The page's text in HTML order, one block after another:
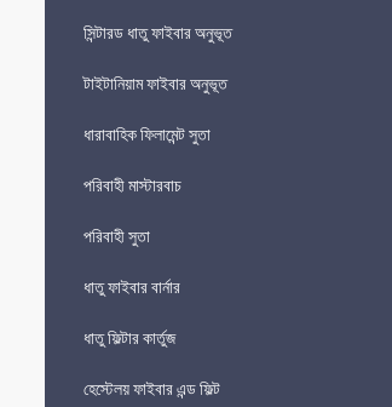
সিন্টারড ধাতু ফাইবার অনুভূত
টাইটানিয়াম ফাইবার অনুভূত
ধারাবাহিক ফিলামেন্ট সুতা
পরিবাহী মাস্টারবাচ
পরিবাহী সুতা
ধাতু ফাইবার বার্নার
ধাতু ফিল্টার কার্তুজ
হেস্টেলয় ফাইবার এন্ড ফিল্ট